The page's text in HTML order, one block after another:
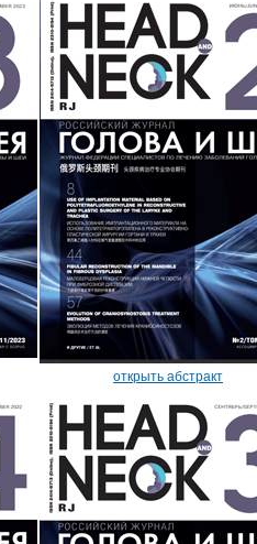
открыть абстракт